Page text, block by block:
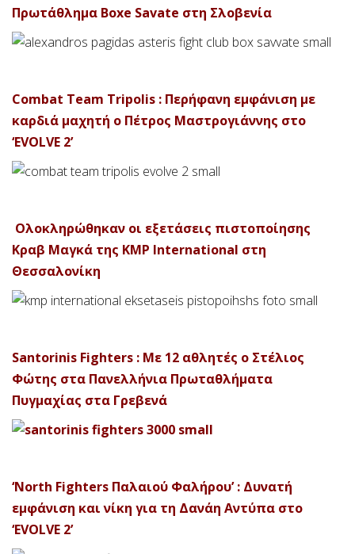
Πρωτάθλημα Boxe Savate στη Σλοβενία
Combat Team Tripolis : Περήφανη εμφάνιση με
καρδιά μαχητή ο Πέτρος Μαστρογιάννης στο
‘EVOLVE 2’
Ολοκληρώθηκαν οι εξετάσεις πιστοποίησης
Κραβ Μαγκά της KMP International στη
Θεσσαλονίκη
Santorinis Fighters : Με 12 αθλητές ο Στέλιος
Φώτης στα Πανελλήνια Πρωταθλήματα
Πυγμαχίας στα Γρεβενά
‘North Fighters Παλαιού Φαλήρου’ : Δυνατή
εμφάνιση και νίκη για τη Δανάη Αντύπα στο
‘EVOLVE 2’